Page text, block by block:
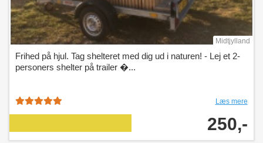
Midtjylland
Frihed på hjul. Tag shelteret med dig ud i naturen! - Lej et 2-
personers shelter på trailer �...
Læs mere
250,-